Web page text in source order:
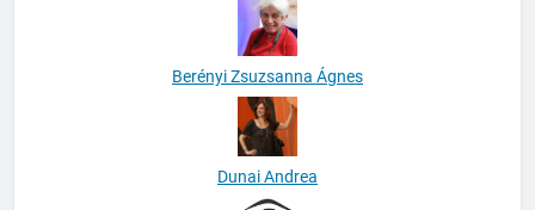
Berényi Zsuzsanna Ágnes
Dunai Andrea